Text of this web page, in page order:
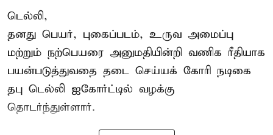
டெல்லி,
தனது பெயர், புகைப்படம், உருவ அமைப்பு
மற்றும் நற்பெயரை அனுமதியின்றி வணிக ரீதியாக
பயன்படுத்துவதை தடை செய்யக் கோரி நடிகை
தபு டெல்லி ஐகோர்ட்டில் வழக்கு
தொடர்ந்துள்ளார்.